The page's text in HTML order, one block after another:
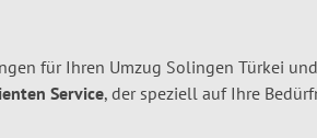
für Ihren Umzug Solingen Türkei
Service, der speziell auf Ihre